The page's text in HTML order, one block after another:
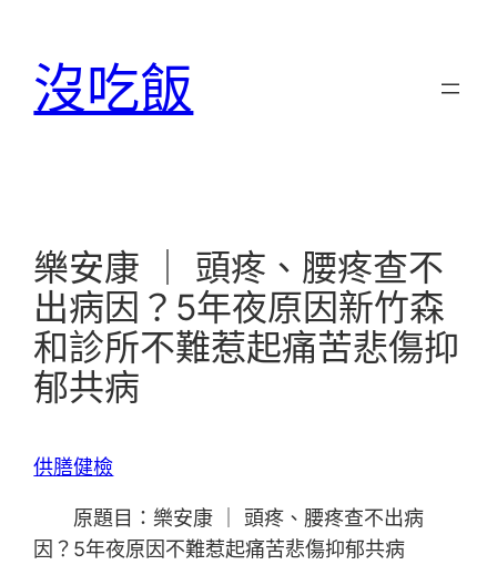
沒吃飯
樂安康 ｜ 頭疼、腰疼查不
出病因？5年夜原因新竹森
和診所不難惹起痛苦悲傷抑
郁共病
供膳健檢
原題目：樂安康 ｜ 頭疼、腰疼查不出病
因？5年夜原因不難惹起痛苦悲傷抑郁共病